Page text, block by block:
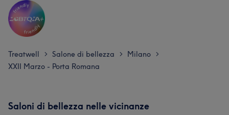
Treatwell > Salone di bellezza > Milano >
XXII Marzo - Porta Romana
Saloni di bellezza nelle vicinanze